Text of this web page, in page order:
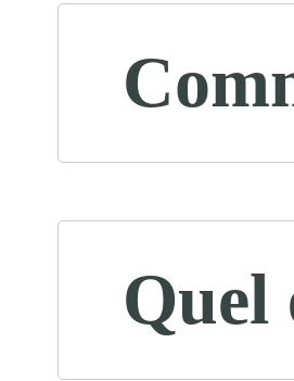
Quel